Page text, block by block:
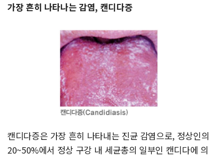
가장 흔히 나타나는 감염, 캔디다증
캔디다증은 가장 흔히 나타내는 진균 감염으로, 정상인의
20~50%에서 정상 구강 내 세균총의 일부인 캔디다에 의